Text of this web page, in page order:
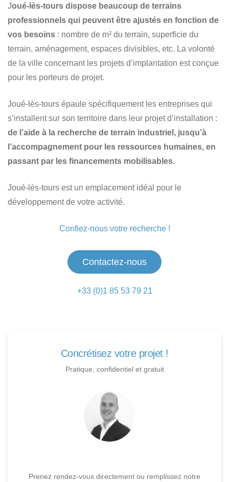
Joué-lès-tours dispose beaucoup de terrains
professionnels qui peuvent être ajustés en fonction de
vos besoins : nombre de m² du terrain, superficie du
terrain, aménagement, espaces divisibles, etc. La volonté
de la ville concernant les projets d’implantation est conçue
pour les porteurs de projet.
Joué-lès-tours épaule spécifiquement les entreprises qui
s’installent sur son territoire dans leur projet d’installation :
de l’aide à la recherche de terrain industriel, jusqu’à
l’accompagnement pour les ressources humaines, en
passant par les financements mobilisables.
Joué-lès-tours est un emplacement idéal pour le
développement de votre activité.
Confiez-nous votre recherche !
Contactez-nous
+33 (0)1 85 53 79 21
Concrétisez votre projet !
Pratique, confidentiel et gratuit
Prenez rendez-vous directement ou remplissez notre